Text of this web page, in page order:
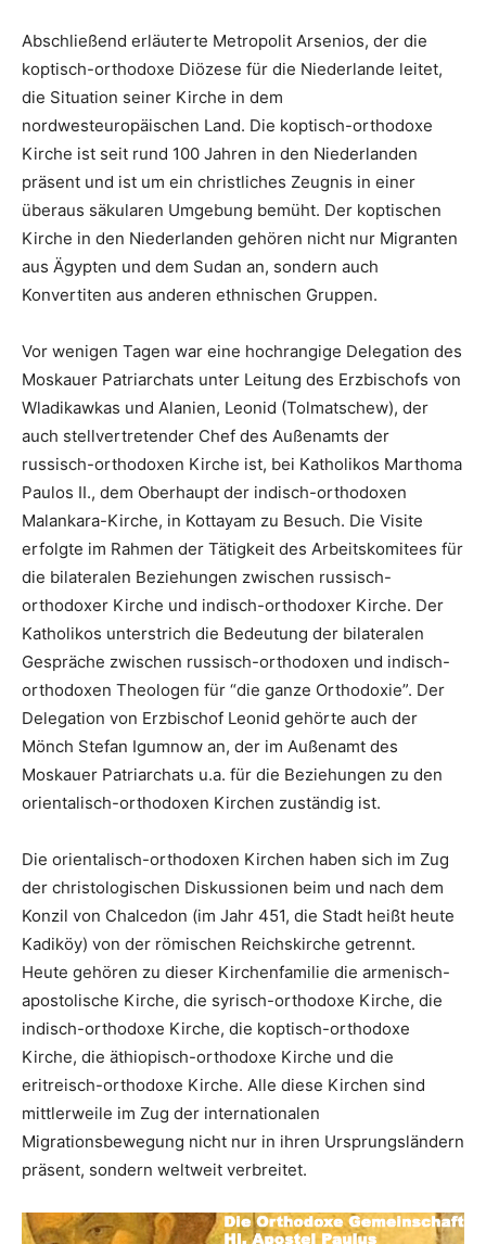
Abschließend erläuterte Metropolit Arsenios, der die
koptisch-orthodoxe Diözese für die Niederlande leitet,
die Situation seiner Kirche in dem
nordwesteuropäischen Land. Die koptisch-orthodoxe
Kirche ist seit rund 100 Jahren in den Niederlanden
präsent und ist um ein christliches Zeugnis in einer
überaus säkularen Umgebung bemüht. Der koptischen
Kirche in den Niederlanden gehören nicht nur Migranten
aus Ägypten und dem Sudan an, sondern auch
Konvertiten aus anderen ethnischen Gruppen.
Vor wenigen Tagen war eine hochrangige Delegation des
Moskauer Patriarchats unter Leitung des Erzbischofs von
Wladikawkas und Alanien, Leonid (Tolmatschew), der
auch stellvertretender Chef des Außenamts der
russisch-orthodoxen Kirche ist, bei Katholikos Marthoma
Paulos II., dem Oberhaupt der indisch-orthodoxen
Malankara-Kirche, in Kottayam zu Besuch. Die Visite
erfolgte im Rahmen der Tätigkeit des Arbeitskomitees für
die bilateralen Beziehungen zwischen russisch-
orthodoxer Kirche und indisch-orthodoxer Kirche. Der
Katholikos unterstrich die Bedeutung der bilateralen
Gespräche zwischen russisch-orthodoxen und indisch-
orthodoxen Theologen für “die ganze Orthodoxie”. Der
Delegation von Erzbischof Leonid gehörte auch der
Mönch Stefan Igumnow an, der im Außenamt des
Moskauer Patriarchats u.a. für die Beziehungen zu den
orientalisch-orthodoxen Kirchen zuständig ist.
Die orientalisch-orthodoxen Kirchen haben sich im Zug
der christologischen Diskussionen beim und nach dem
Konzil von Chalcedon (im Jahr 451, die Stadt heißt heute
Kadiköy) von der römischen Reichskirche getrennt.
Heute gehören zu dieser Kirchenfamilie die armenisch-
apostolische Kirche, die syrisch-orthodoxe Kirche, die
indisch-orthodoxe Kirche, die koptisch-orthodoxe
Kirche, die äthiopisch-orthodoxe Kirche und die
eritreisch-orthodoxe Kirche. Alle diese Kirchen sind
mittlerweile im Zug der internationalen
Migrationsbewegung nicht nur in ihren Ursprungsländern
präsent, sondern weltweit verbreitet.